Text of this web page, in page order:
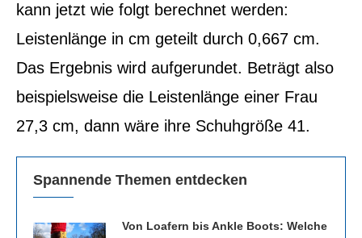
kann jetzt wie folgt berechnet werden:
Leistenlänge in cm geteilt durch 0,667 cm.
Das Ergebnis wird aufgerundet. Beträgt also
beispielsweise die Leistenlänge einer Frau
27,3 cm, dann wäre ihre Schuhgröße 41.
Spannende Themen entdecken
Von Loafern bis Ankle Boots: Welche